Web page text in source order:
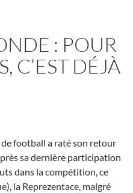
: POUR
C’EST DÉJÀ
de football a raté son retour
sa dernière participation
dans la compétition, ce
la Reprezentace, malgré